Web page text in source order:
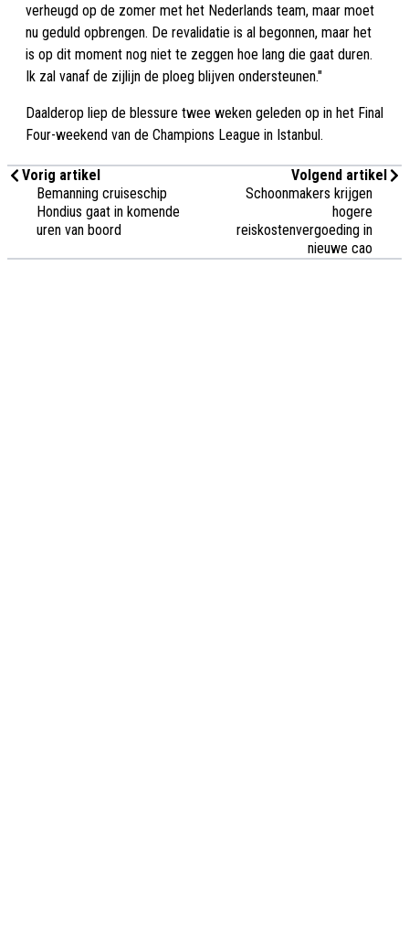
verheugd op de zomer met het Nederlands team, maar moet
nu geduld opbrengen. De revalidatie is al begonnen, maar het
is op dit moment nog niet te zeggen hoe lang die gaat duren.
Ik zal vanaf de zijlijn de ploeg blijven ondersteunen."
Daalderop liep de blessure twee weken geleden op in het Final
Four-weekend van de Champions League in Istanbul.
Vorig artikel
Bemanning cruiseschip
Hondius gaat in komende
uren van boord
Volgend artikel
Schoonmakers krijgen
hogere
reiskostenvergoeding in
nieuwe cao